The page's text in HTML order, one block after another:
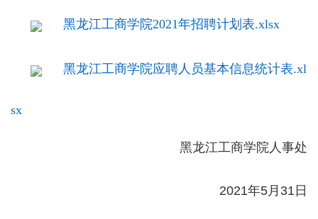
黑龙江工商学院2021年招聘计划表.xlsx
黑龙江工商学院应聘人员基本信息统计表.xl
sx
黑龙江工商学院人事处
2021年5月31日